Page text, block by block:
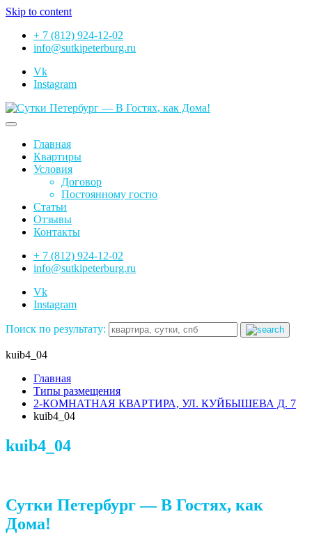
Skip to content
+ 7 (812) 924-12-02
info@sutkipeterburg.ru
Vk
Instagram
Главная
Квартиры
Условия
Договор
Постоянному гостю
Статьи
Отзывы
Контакты
+ 7 (812) 924-12-02
info@sutkipeterburg.ru
Vk
Instagram
Поиск по результату:
kuib4_04
Главная
Типы размещения
2-КОМНАТНАЯ КВАРТИРА, УЛ. КУЙБЫШЕВА Д. 7
kuib4_04
kuib4_04
Сутки Петербург — В Гостях, как
Дома!